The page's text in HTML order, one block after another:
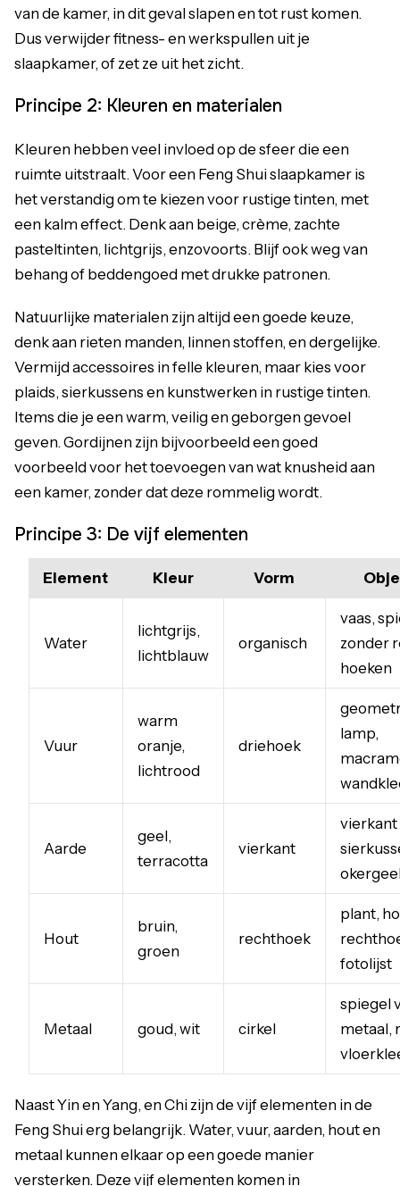
van de kamer, in dit geval slapen en tot rust komen.
Dus verwijder fitness- en werkspullen uit je
slaapkamer, of zet ze uit het zicht.
Principe 2: Kleuren en materialen
Kleuren hebben veel invloed op de sfeer die een
ruimte uitstraalt. Voor een Feng Shui slaapkamer is
het verstandig om te kiezen voor rustige tinten, met
een kalm effect. Denk aan beige, crème, zachte
pasteltinten, lichtgrijs, enzovoorts. Blijf ook weg van
behang of beddengoed met drukke patronen.
Natuurlijke materialen zijn altijd een goede keuze,
denk aan rieten manden, linnen stoffen, en dergelijke.
Vermijd accessoires in felle kleuren, maar kies voor
plaids, sierkussens en kunstwerken in rustige tinten.
Items die je een warm, veilig en geborgen gevoel
geven. Gordijnen zijn bijvoorbeeld een goed
voorbeeld voor het toevoegen van wat knusheid aan
een kamer, zonder dat deze rommelig wordt.
Principe 3: De vijf elementen
Element Kleur Vorm
Water
lichtgrijs,
lichtblauw
organisch
vaas,
zonder
hoeken
Vuur
warm
oranje,
lichtrood
driehoek
lamp,
Aarde
geel,
terracotta
vierkant
vierkant
Hout
bruin,
groen
rechthoek
plant,
fotolijst
Metaal goud, wit cirkel
spiegel
metaal,
Naast Yin en Yang, en Chi zijn de vijf elementen in de
Feng Shui erg belangrijk. Water, vuur, aarden, hout en
metaal kunnen elkaar op een goede manier
versterken. Deze vijf elementen komen in